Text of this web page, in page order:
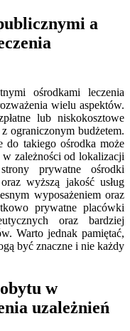
a
ośrodkami leczenia
wielu aspektów.
lub niskokosztowe
ograniczonym budżetem.
do takiego ośrodka może
w zależności od lokalizacji
prywatne ośrodki
wyższą jakość usług
wyposażeniem oraz
prywatne placówki
oraz bardziej
Warto jednak pamiętać,
być znaczne i nie każdy
w
uzależnień